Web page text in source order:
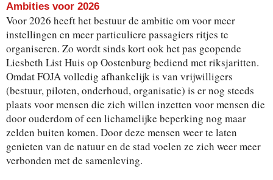
Ambities voor 2026
Voor 2026 heeft het bestuur de ambitie om voor meer
instellingen en meer particuliere passagiers ritjes te
organiseren. Zo wordt sinds kort ook het pas geopende
Liesbeth List Huis op Oostenburg bediend met riksjaritten.
Omdat FOJA volledig afhankelijk is van vrijwilligers
(bestuur, piloten, onderhoud, organisatie) is er nog steeds
plaats voor mensen die zich willen inzetten voor mensen die
door ouderdom of een lichamelijke beperking nog maar
zelden buiten komen. Door deze mensen weer te laten
genieten van de natuur en de stad voelen ze zich weer meer
verbonden met de samenleving.